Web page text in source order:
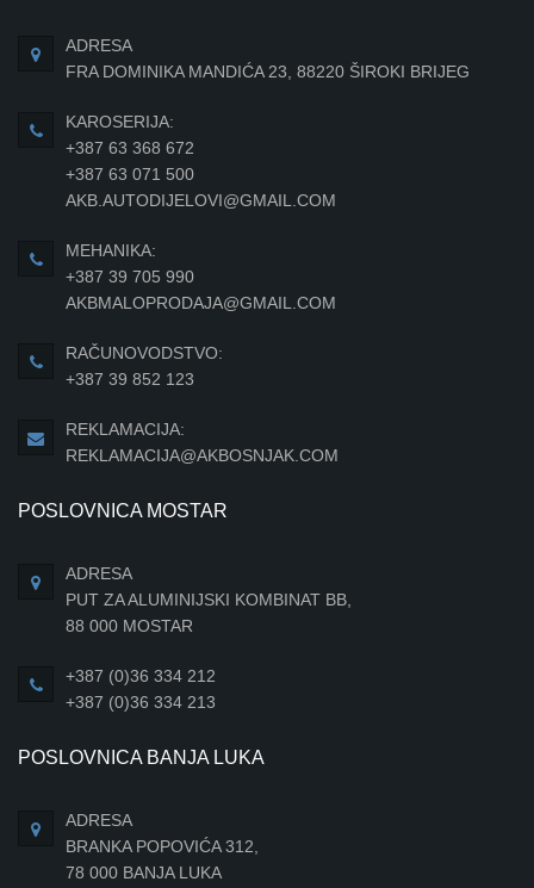
ADRESA
FRA DOMINIKA MANDIĆA 23, 88220 ŠIROKI BRIJEG
KAROSERIJA:
+387 63 368 672
+387 63 071 500
AKB.AUTODIJELOVI@GMAIL.COM
MEHANIKA:
+387 39 705 990
AKBMALOPRODAJA@GMAIL.COM
RAČUNOVODSTVO:
+387 39 852 123
REKLAMACIJA:
REKLAMACIJA@AKBOSNJAK.COM
POSLOVNICA MOSTAR
ADRESA
PUT ZA ALUMINIJSKI KOMBINAT BB,
88 000 MOSTAR
+387 (0)36 334 212
+387 (0)36 334 213
POSLOVNICA BANJA LUKA
ADRESA
BRANKA POPOVIĆA 312,
78 000 BANJA LUKA